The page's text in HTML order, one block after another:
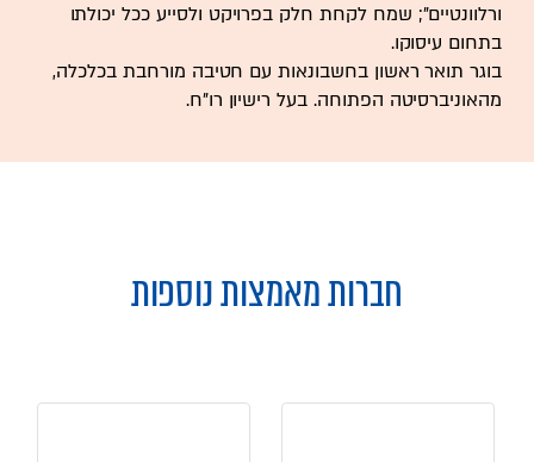
ורלוונטיים"; שמח לקחת חלק בפרויקט ולסייע ככל יכולתו
בתחום עיסוקו.
בוגר תואר ראשון בחשבונאות עם חטיבה מורחבת בכלכלה,
מהאוניברסיטה הפתוחה. בעל רישיון רו"ח.
חברות מאמצות נוספות